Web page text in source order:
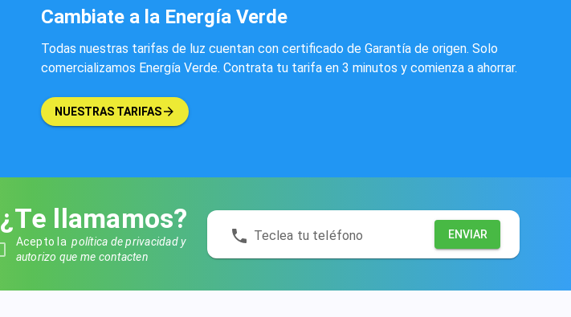
Cambiate a la Energía Verde
Todas nuestras tarifas de luz cuentan con certificado de Garantía de origen. Solo
comercializamos Energía Verde. Contrata tu tarifa en 3 minutos y comienza a ahorrar.
NUESTRAS TARIFAS
¿Te llamamos?
Acepto lapolítica de privacidad y
autorizo que me contacten
Teclea tu teléfono ENVIAR